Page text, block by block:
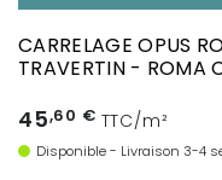
CARRELAGE OPUS
TRAVERTIN - ROMA
45,60 € TTC/m²
Disponible - Livraison 3-4